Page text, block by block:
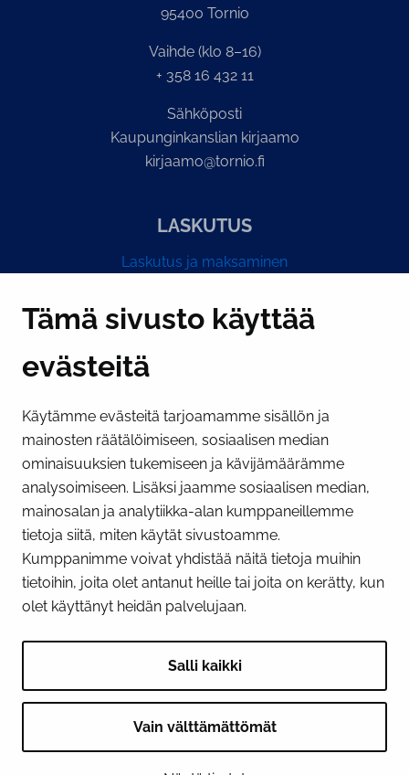
Tämä sivusto käyttää
evästeitä
Käytämme evästeitä tarjoamamme sisällön ja
mainosten räätälöimiseen, sosiaalisen median
ominaisuuksien tukemiseen ja kävijämäärämme
analysoimiseen. Lisäksi jaamme sosiaalisen median,
mainosalan ja analytiikka-alan kumppaneillemme
tietoja siitä, miten käytät sivustoamme.
Kumppanimme voivat yhdistää näitä tietoja muihin
tietoihin, joita olet antanut heille tai joita on kerätty, kun
olet käyttänyt heidän palvelujaan.
Salli kaikki
Vain välttämättömät
95400 Tornio
Vaihde (klo 8–16)
+ 358 16 432 11
Sähköposti
Kaupunginkanslian kirjaamo
kirjaamo@tornio.fi
LASKUTUS
Laskutus ja maksaminen
PI­KA­LINK­KE­JÄ
Näytä evästeasetukseni
SOSIAALINEN MEDIA
Facebook InstagramYouTube